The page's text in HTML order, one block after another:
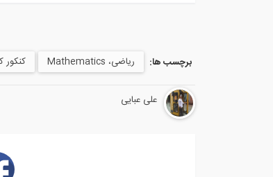
برچسب ها: ریاضی، Mathematics کنکور
على عبايى